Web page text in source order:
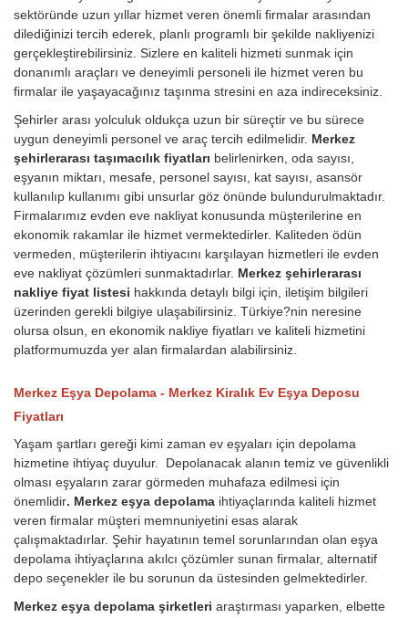
sektöründe uzun yıllar hizmet veren önemli firmalar arasından
dilediğinizi tercih ederek, planlı programlı bir şekilde nakliyenizi
gerçekleştirebilirsiniz. Sizlere en kaliteli hizmeti sunmak için
donanımlı araçları ve deneyimli personeli ile hizmet veren bu
firmalar ile yaşayacağınız taşınma stresini en aza indireceksiniz.
Şehirler arası yolculuk oldukça uzun bir süreçtir ve bu sürece
uygun deneyimli personel ve araç tercih edilmelidir. Merkez
şehirlerarası taşımacılık fiyatları belirlenirken, oda sayısı,
eşyanın miktarı, mesafe, personel sayısı, kat sayısı, asansör
kullanılıp kullanımı gibi unsurlar göz önünde bulundurulmaktadır.
Firmalarımız evden eve nakliyat konusunda müşterilerine en
ekonomik rakamlar ile hizmet vermektedirler. Kaliteden ödün
vermeden, müşterilerin ihtiyacını karşılayan hizmetleri ile evden
eve nakliyat çözümleri sunmaktadırlar. Merkez şehirlerarası
nakliye fiyat listesi hakkında detaylı bilgi için, iletişim bilgileri
üzerinden gerekli bilgiye ulaşabilirsiniz. Türkiye?nin neresine
olursa olsun, en ekonomik nakliye fiyatları ve kaliteli hizmetini
platformumuzda yer alan firmalardan alabilirsiniz.
Merkez Eşya Depolama - Merkez Kiralık Ev Eşya Deposu
Fiyatları
Yaşam şartları gereği kimi zaman ev eşyaları için depolama
hizmetine ihtiyaç duyulur. Depolanacak alanın temiz ve güvenlikli
olması eşyaların zarar görmeden muhafaza edilmesi için
önemlidir. Merkez eşya depolama ihtiyaçlarında kaliteli hizmet
veren firmalar müşteri memnuniyetini esas alarak
çalışmaktadırlar. Şehir hayatının temel sorunlarından olan eşya
depolama ihtiyaçlarına akılcı çözümler sunan firmalar, alternatif
depo seçenekler ile bu sorunun da üstesinden gelmektedirler.
Merkez eşya depolama şirketleri araştırması yaparken, elbette